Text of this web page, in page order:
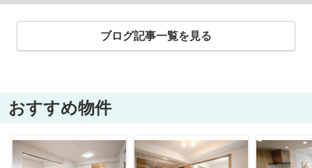
ブログ記事一覧を見る
おすすめ物件